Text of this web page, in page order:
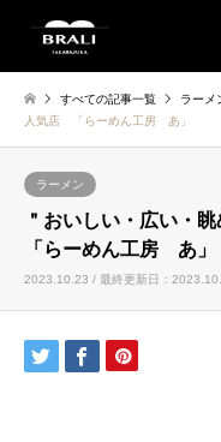
すべての記事一覧 ラーメ
人気店 「らーめん工房 あ」
ラーメン
＂おいしい・広い・
「らーめん工房 あ」
2023.10.23 / 最終更新日：